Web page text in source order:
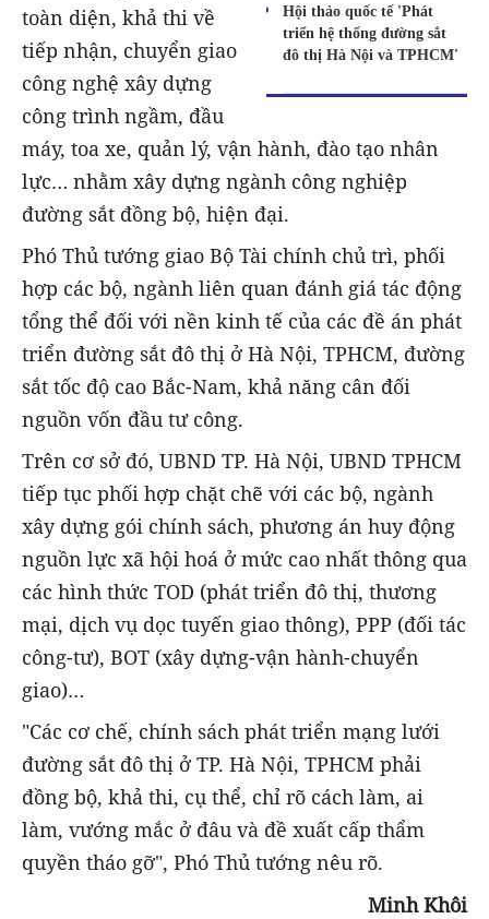
Hội thảo quốc tế 'Phát
triển hệ thống đường sắt
đô thị Hà Nội và TPHCM'
toàn diện, khả thi về
tiếp nhận, chuyển giao
công nghệ xây dựng
công trình ngầm, đầu
máy, toa xe, quản lý, vận hành, đào tạo nhân
lực… nhằm xây dựng ngành công nghiệp
đường sắt đồng bộ, hiện đại.
Phó Thủ tướng giao Bộ Tài chính chủ trì, phối
hợp các bộ, ngành liên quan đánh giá tác động
tổng thể đối với nền kinh tế của các đề án phát
triển đường sắt đô thị ở Hà Nội, TPHCM, đường
sắt tốc độ cao Bắc-Nam, khả năng cân đối
nguồn vốn đầu tư công.
Trên cơ sở đó, UBND TP. Hà Nội, UBND TPHCM
tiếp tục phối hợp chặt chẽ với các bộ, ngành
xây dựng gói chính sách, phương án huy động
nguồn lực xã hội hoá ở mức cao nhất thông qua
các hình thức TOD (phát triển đô thị, thương
mại, dịch vụ dọc tuyến giao thông), PPP (đối tác
công-tư), BOT (xây dựng-vận hành-chuyển
giao)…
"Các cơ chế, chính sách phát triển mạng lưới
đường sắt đô thị ở TP. Hà Nội, TPHCM phải
đồng bộ, khả thi, cụ thể, chỉ rõ cách làm, ai
làm, vướng mắc ở đâu và đề xuất cấp thẩm
quyền tháo gỡ", Phó Thủ tướng nêu rõ.
Minh Khôi